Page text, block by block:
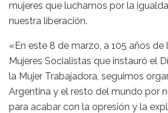
mujeres que luchamos por la
nuestra liberación.
«En este 8 de marzo, a 105 años de
Mujeres Socialistas que instauró el
la Mujer Trabajadora, seguimos
Argentina y el resto del mundo por
para acabar con la opresión y la